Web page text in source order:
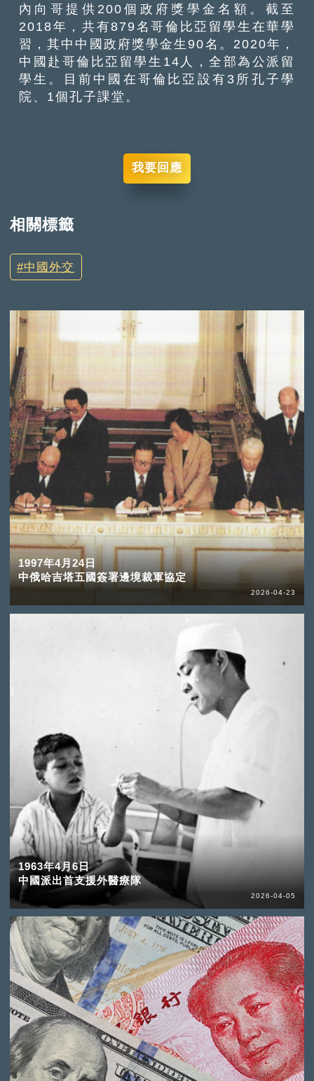
內向哥提供200個政府獎學金名額。截至
2018年，共有879名哥倫比亞留學生在華學
習，其中中國政府獎學金生90名。2020年，
中國赴哥倫比亞留學生14人，全部為公派留
學生。目前中國在哥倫比亞設有3所孔子學
院、1個孔子課堂。
我要回應
相關標籤
中國外交
1997年4月24日
中俄哈吉塔五國簽署邊境裁軍協定
2026-04-23
1963年4月6日
中國派出首支援外醫療隊
2026-04-05